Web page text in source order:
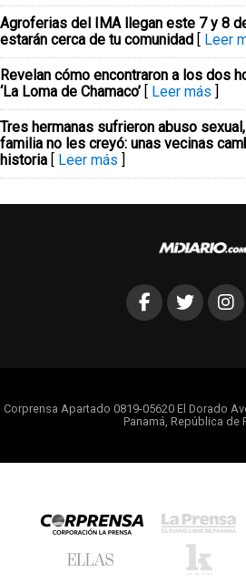
Agroferias del IMA llegan este 7 y 8
estarán cerca de tu comunidad [ Leer
Revelan cómo encontraron a los dos
‘La Loma de Chamaco’ [ Leer más ]
Tres hermanas sufrieron abuso
familia no les creyó: unas vecinas
historia [ Leer más ]
Corprensa Apartado 0819-05620 El Dorado
Panamá, República de